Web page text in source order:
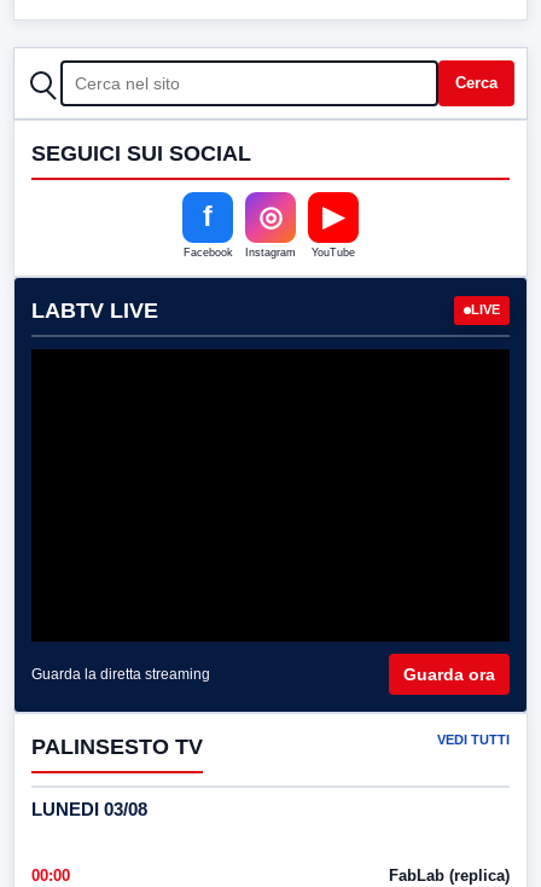
CERCA Cerca
SEGUICI SUI SOCIAL
f
Facebook
◎
Instagram
▶
YouTube
LABTV LIVE LIVE
Guarda la diretta streaming Guarda ora
PALINSESTO TV VEDI TUTTI
LUNEDI 03/08
00:00 FabLab (replica)